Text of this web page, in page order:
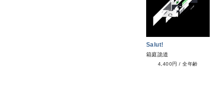
Salut!
箱庭詭道
4,400円 /全年齢